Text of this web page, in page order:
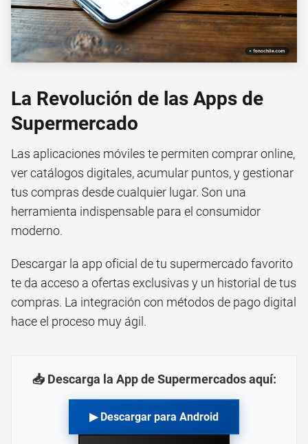
La Revolución de las Apps de
Supermercado
Las aplicaciones móviles te permiten comprar online,
ver catálogos digitales, acumular puntos, y gestionar
tus compras desde cualquier lugar. Son una
herramienta indispensable para el consumidor
moderno.
Descargar la app oficial de tu supermercado favorito
te da acceso a ofertas exclusivas y un historial de tus
compras. La integración con métodos de pago digital
hace el proceso muy ágil.
📥 Descarga la App de Supermercados aquí:
▶ Descargar para Android